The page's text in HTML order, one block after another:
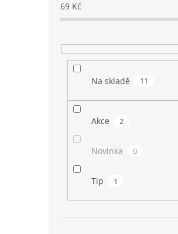
69 Kč
Na skladě 11
Akce 2
Novinka 0
Tip 1